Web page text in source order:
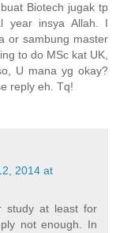
Biotech jugak tp
year insya Allah. I
or sambung master
to do MSc kat UK,
U mana yg okay?
reply eh. Tq!
2014 at
study at least for
not enough. In